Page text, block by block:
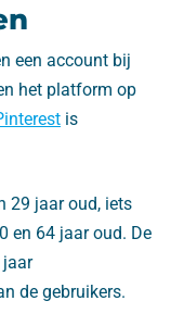
een account bij
het platform op
is
29 jaar oud, iets
en 64 jaar oud. De
jaar
de gebruikers.